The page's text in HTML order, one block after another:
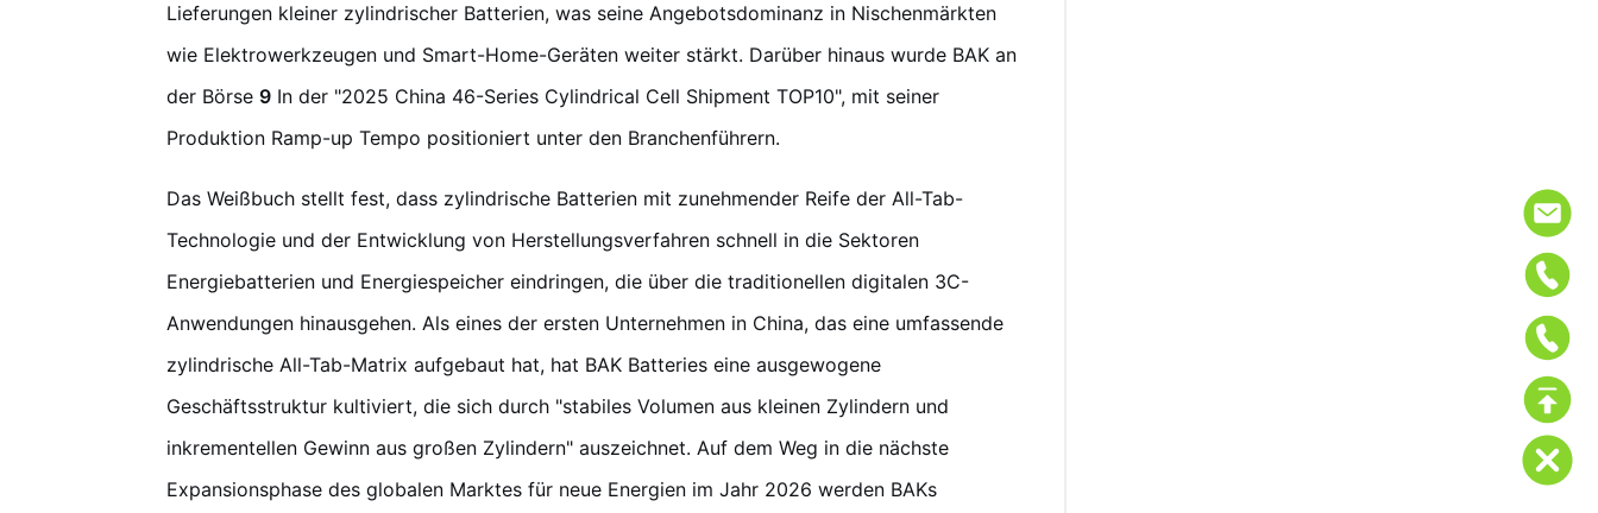
Lieferungen kleiner zylindrischer Batterien, was seine Angebotsdominanz in Nischenmärkten
wie Elektrowerkzeugen und Smart-Home-Geräten weiter stärkt. Darüber hinaus wurde BAK an
der Börse 9 In der "2025 China 46-Series Cylindrical Cell Shipment TOP10", mit seiner
Produktion Ramp-up Tempo positioniert unter den Branchenführern.
Das Weißbuch stellt fest, dass zylindrische Batterien mit zunehmender Reife der All-Tab-
Technologie und der Entwicklung von Herstellungsverfahren schnell in die Sektoren
Energiebatterien und Energiespeicher eindringen, die über die traditionellen digitalen 3C-
Anwendungen hinausgehen. Als eines der ersten Unternehmen in China, das eine umfassende
zylindrische All-Tab-Matrix aufgebaut hat, hat BAK Batteries eine ausgewogene
Geschäftsstruktur kultiviert, die sich durch "stabiles Volumen aus kleinen Zylindern und
inkrementellen Gewinn aus großen Zylindern" auszeichnet. Auf dem Weg in die nächste
Expansionsphase des globalen Marktes für neue Energien im Jahr 2026 werden BAKs